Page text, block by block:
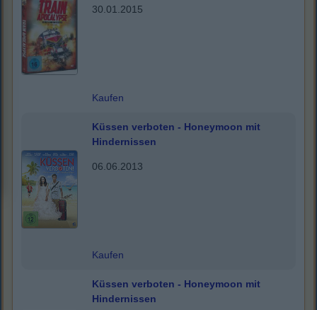
30.01.2015
Kaufen
Küssen verboten - Honeymoon mit
Hindernissen
06.06.2013
Kaufen
Küssen verboten - Honeymoon mit
Hindernissen